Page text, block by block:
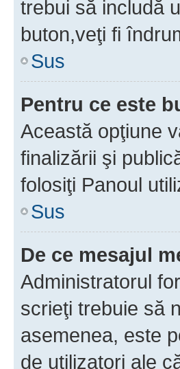
trebui să includă
buton,veţi fi
Sus
Pentru ce este
Această opţiune
finalizării şi
folosiţi Panoul
Sus
De ce mesajul
Administratorul
scrieţi trebuie să
asemenea, este
de utilizatori ale